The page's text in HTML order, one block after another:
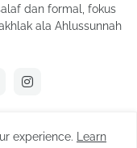
dan formal, fokus
ala Ahlussunnah
experience.
Learn